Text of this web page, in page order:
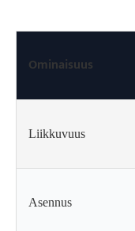
Ominaisuus
Liikkuvuus
Asennus